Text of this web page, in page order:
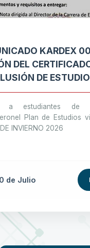
KARDEX
DEL
DE
a estudiantes de
Plan de Estudios
INVIERNO 2026
de Julio